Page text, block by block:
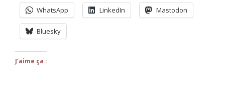
WhatsApp LinkedIn Mastodon
Bluesky
J’aime ça :